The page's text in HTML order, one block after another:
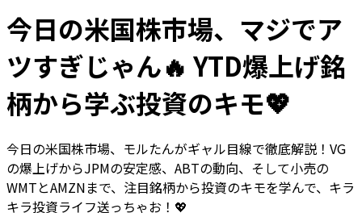
今日の米国株市場、マジでア
ツすぎじゃん🔥 YTD爆上げ銘
柄から学ぶ投資のキモ💖
今日の米国株市場、モルたんがギャル目線で徹底解説！VG
の爆上げからJPMの安定感、ABTの動向、そして小売の
WMTとAMZNまで、注目銘柄から投資のキモを学んで、キラ
キラ投資ライフ送っちゃお！💖